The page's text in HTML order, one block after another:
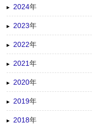
2024年
2023年
2022年
2021年
2020年
2019年
2018年